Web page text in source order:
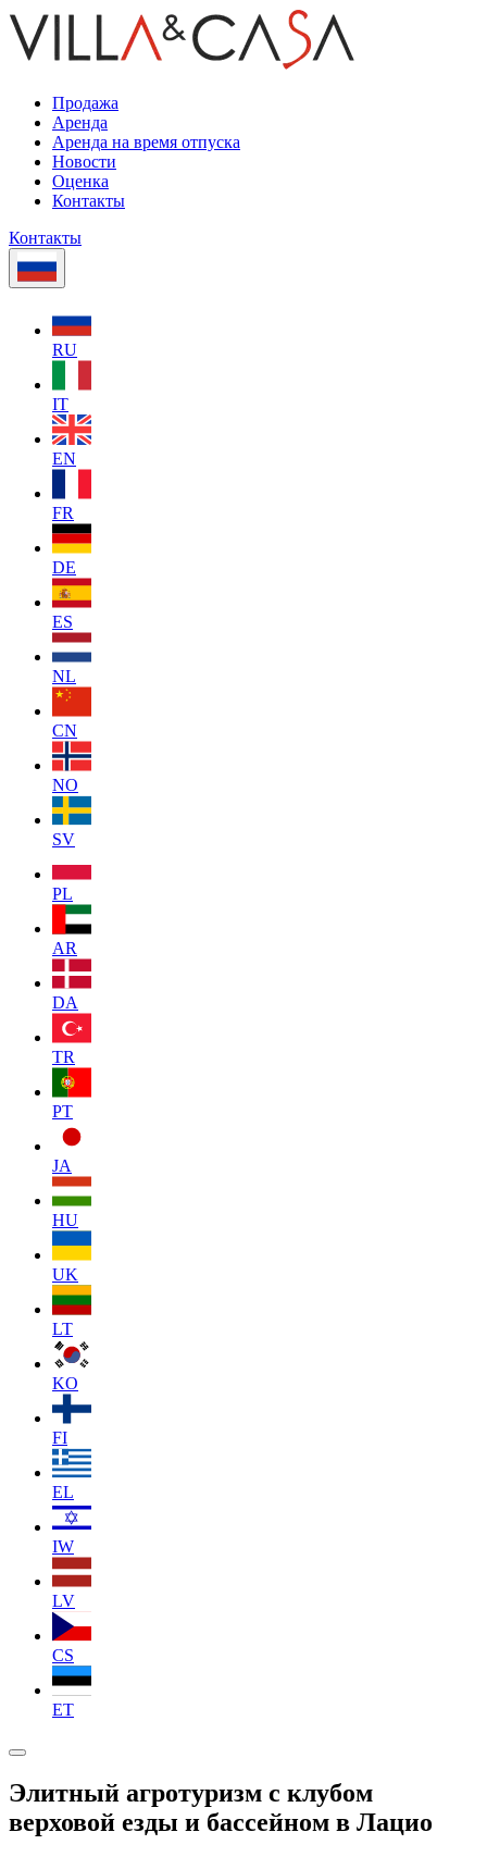
Продажа
Аренда
Аренда на время отпуска
Новости
Оценка
Контакты
Контакты
RU
IT
EN
FR
DE
ES
NL
CN
NO
SV
PL
AR
DA
TR
PT
JA
HU
UK
LT
KO
FI
EL
IW
LV
CS
ET
Элитный агротуризм с клубом
верховой езды и бассейном в Лацио